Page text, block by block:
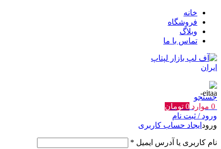
خانه
فروشگاه
وبلاگ
تماس با ما
جستجو
0 موارد 0 تومان
ورود / ثبت نام
ورود ایجاد حساب کاربری
نام کاربری یا آدرس ایمیل *